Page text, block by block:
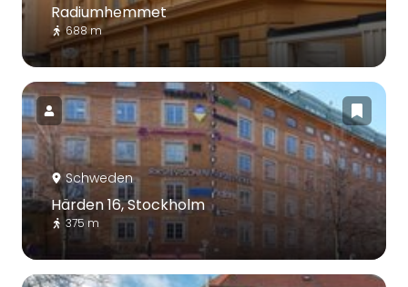
Radiumhemmet
688 m
Schweden
Härden 16, Stockholm
375 m